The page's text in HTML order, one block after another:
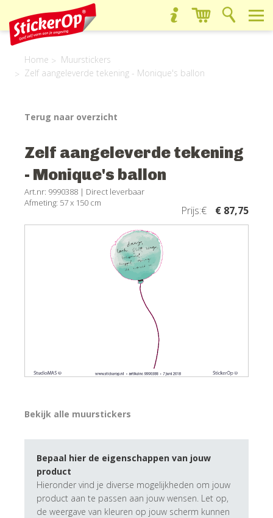
Home
Muurstickers
Zelf aangeleverde tekening - Monique's ballon
Terug naar overzicht
Zelf aangeleverde tekening
- Monique's ballon
Art.nr: 9990388 | Direct leverbaar
Afmeting: 57 x 150 cm
Prijs:€ € 87,75
Bekijk alle muurstickers
Bepaal hier de eigenschappen van jouw
product
Hieronder vind je diverse mogelijkheden om jouw
product aan te passen aan jouw wensen. Let op,
de weergave van kleuren op jouw scherm kunnen